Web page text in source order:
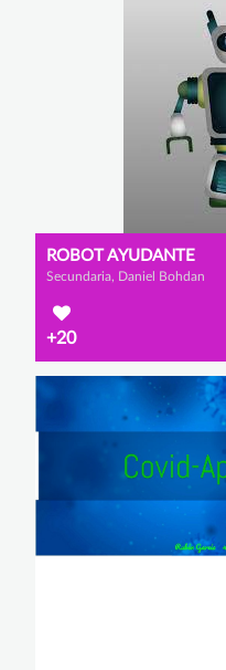
ROBOT AYUDANTE
Secundaria, Daniel Bohdan
+20